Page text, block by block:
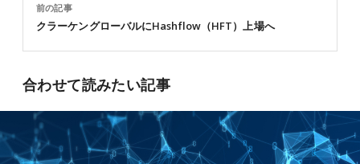
前の記事
クラーケングローバルにHashflow（HFT）上場へ
合わせて読みたい記事